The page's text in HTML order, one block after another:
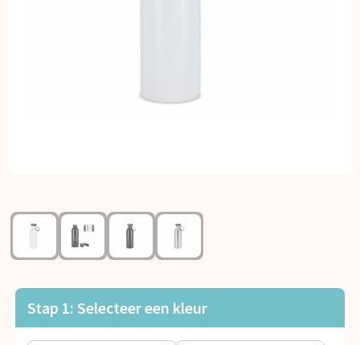
Persoonlijke verzorging
Reisbenodigdheden
Schrijfwaren
Sleutelhangers en Lanyards
Stap 1: Selecteer een kleur